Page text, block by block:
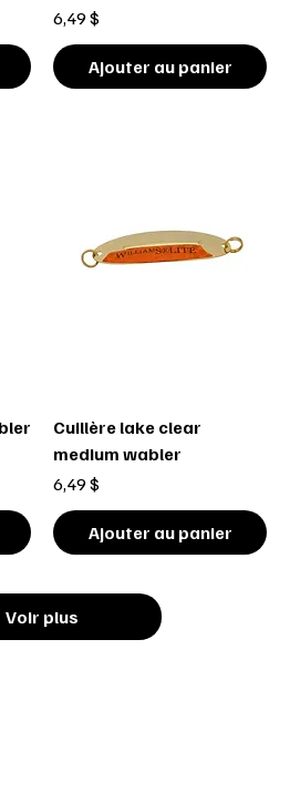
Prix
6,49 $
Ajouter au panier
Cuillère lake clear
medium wabler
Prix
6,49 $
Ajouter au panier
Voir plus